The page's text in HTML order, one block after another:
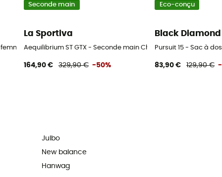
16 mois
Seconde main
La Sportiva
Aequilibrium ST GTX - Seconde main Chaussures alpinisme
164,90 € 329,90 € -50%
Eco-conçu
Black Diamond
Pursuit 15 - Sac à
83,90 € 129,90 € -
Julbo
New balance
Hanwag